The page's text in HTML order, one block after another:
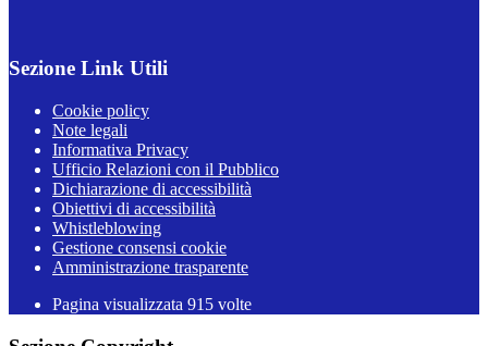
Sezione Link Utili
Cookie policy
Note legali
Informativa Privacy
Ufficio Relazioni con il Pubblico
Dichiarazione di accessibilità
Obiettivi di accessibilità
Whistleblowing
Gestione consensi cookie
Amministrazione trasparente
Pagina visualizzata 915 volte